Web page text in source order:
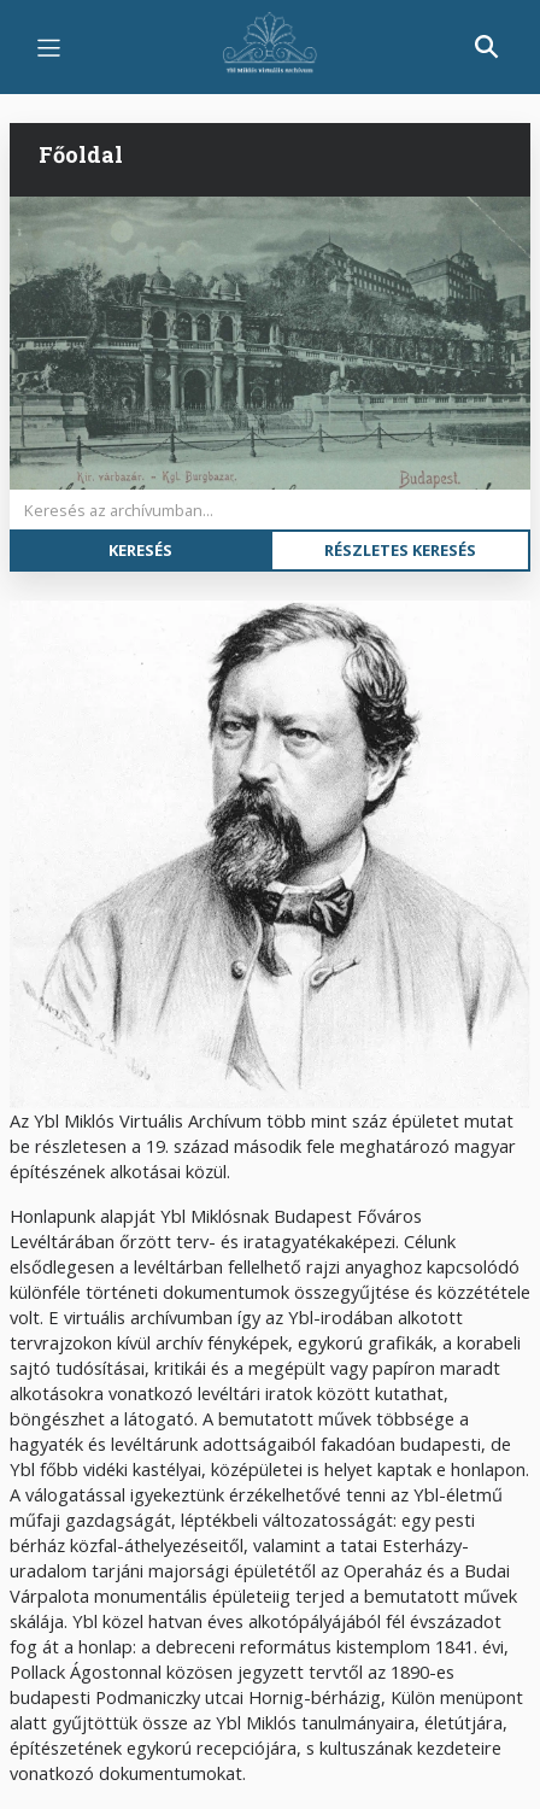
tartalomra
Főoldal
Keywords
RÉSZLETES KERESÉS
Az Ybl Miklós Virtuális Archívum több mint száz épületet mutat
be részletesen a 19. század második fele meghatározó magyar
építészének alkotásai közül.
Honlapunk alapját Ybl Miklósnak Budapest Főváros
Levéltárában őrzött terv- és iratagyatékaképezi. Célunk
elsődlegesen a levéltárban fellelhető rajzi anyaghoz kapcsolódó
különféle történeti dokumentumok összegyűjtése és közzététele
volt. E virtuális archívumban így az Ybl-irodában alkotott
tervrajzokon kívül archív fényképek, egykorú grafikák, a korabeli
sajtó tudósításai, kritikái és a megépült vagy papíron maradt
alkotásokra vonatkozó levéltári iratok között kutathat,
böngészhet a látogató. A bemutatott művek többsége a
hagyaték és levéltárunk adottságaiból fakadóan budapesti, de
Ybl főbb vidéki kastélyai, középületei is helyet kaptak e honlapon.
A válogatással igyekeztünk érzékelhetővé tenni az Ybl-életmű
műfaji gazdagságát, léptékbeli változatosságát: egy pesti
bérház közfal-áthelyezéseitől, valamint a tatai Esterházy-
uradalom tarjáni majorsági épületétől az Operaház és a Budai
Várpalota monumentális épületeiig terjed a bemutatott művek
skálája. Ybl közel hatvan éves alkotópályájából fél évszázadot
fog át a honlap: a debreceni református kistemplom 1841. évi,
Pollack Ágostonnal közösen jegyzett tervtől az 1890-es
budapesti Podmaniczky utcai Hornig-bérházig, Külön menüpont
alatt gyűjtöttük össze az Ybl Miklós tanulmányaira, életútjára,
építészetének egykorú recepciójára, s kultuszának kezdeteire
vonatkozó dokumentumokat.